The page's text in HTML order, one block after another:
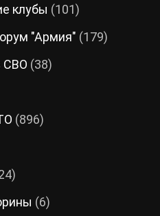
клубы (101)
"Армия" (179)
СВО (38)
(896)
(6)